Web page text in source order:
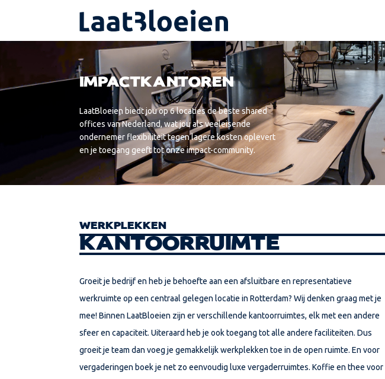
IMPACTKANTOREN
LaatBloeien biedt jou op 6 locaties de beste shared
offices van Nederland, wat jou als veeleisende
ondernemer flexibiliteit tegen lagere kosten oplevert
en je toegang geeft tot onze impact-community.
WERKPLEKKEN
KANTOORRUIMTE
Groeit je bedrijf en heb je behoefte aan een afsluitbare en representatieve
werkruimte op een centraal gelegen locatie in Rotterdam? Wij denken graag met je
mee! Binnen LaatBloeien zijn er verschillende kantoorruimtes, elk met een andere
sfeer en capaciteit. Uiteraard heb je ook toegang tot alle andere faciliteiten. Dus
groeit je team dan voeg je gemakkelijk werkplekken toe in de open ruimte. En voor
vergaderingen boek je net zo eenvoudig luxe vergaderruimtes. Koffie en thee voor